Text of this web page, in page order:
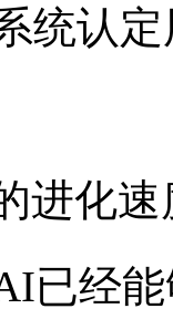
统认
化速
已经